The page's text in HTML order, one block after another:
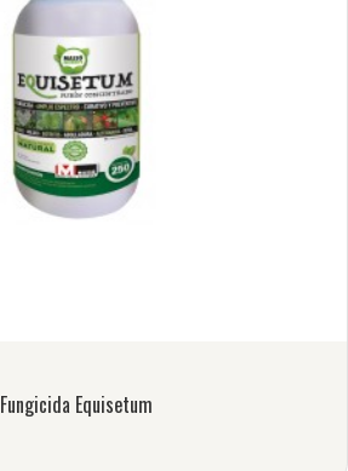
Fungicida Equisetum